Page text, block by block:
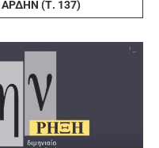
(Τ. 137)